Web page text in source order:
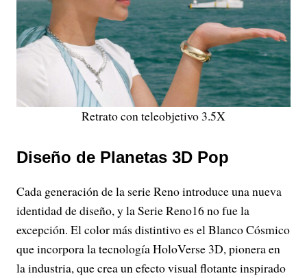
Retrato con teleobjetivo 3.5X
Diseño de Planetas 3D Pop
Cada generación de la serie Reno introduce una nueva
identidad de diseño, y la Serie Reno16 no fue la
excepción. El color más distintivo es el Blanco Cósmico
que incorpora la tecnología HoloVerse 3D, pionera en
la industria, que crea un efecto visual flotante inspirado